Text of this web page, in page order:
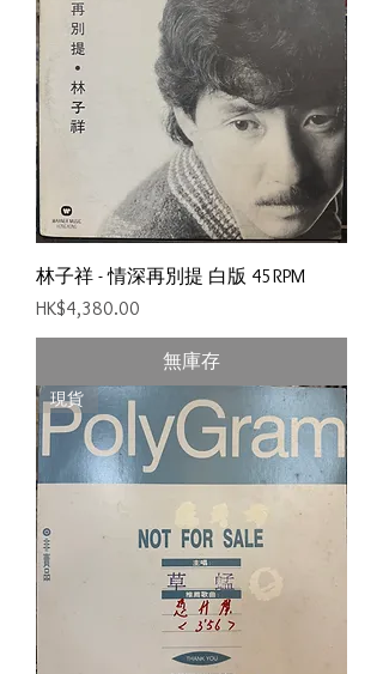
林子祥 - 情深再別提 白版 45RPM
價格
HK$4,380.00
無庫存
現貨